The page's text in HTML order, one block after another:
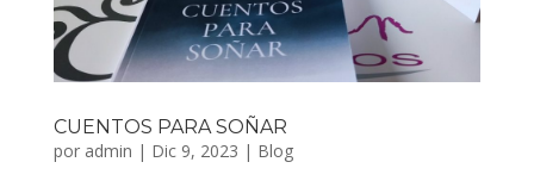
CUENTOS PARA SOÑAR
por admin | Dic 9, 2023 | Blog